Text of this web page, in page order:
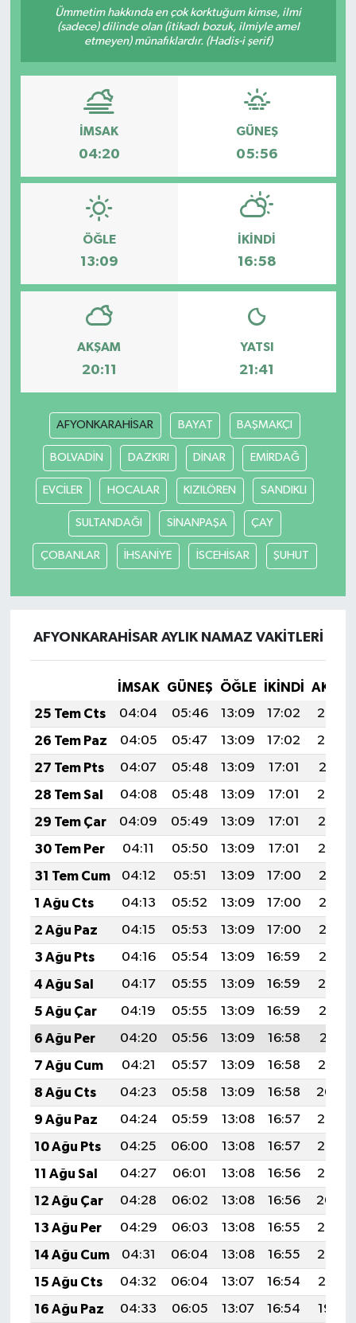
Ümmetim hakkında en çok korktuğum kimse, ilmi
(sadece) dilinde olan (itikadı bozuk, ilmiyle amel
etmeyen) münafıklardır. (Hadis-i şerif)
İMSAK
04:20
GÜNEŞ
05:56
ÖĞLE
13:09
İKINDI
16:58
AKŞAM
20:11
YATSI
21:41
AFYONKARAHİSAR BAYAT BAŞMAKÇI
BOLVADİN DAZKIRI DİNAR EMİRDAĞ
EVCİLER HOCALAR KIZILÖREN SANDIKLI
SULTANDAĞI SİNANPAŞA ÇAY
ÇOBANLAR İHSANİYE İSCEHİSAR ŞUHUT
AFYONKARAHİSAR AYLIK NAMAZ VAKITLERI
İMSAK GÜNEŞ ÖĞLE İKINDI
25 Tem Cts
04:04 05:46 13:09 17:02
20:23
26 Tem Paz
04:05 05:47 13:09 17:02
20:22
27 Tem Pts
04:07 05:48 13:09 17:01
20:21
28 Tem Sal
04:08 05:48 13:09 17:01
20:20
29 Tem Çar
04:09 05:49 13:09 17:01
20:19
30 Tem Per
04:11 05:50 13:09 17:01
20:19
31 Tem Cum
04:12 05:51 13:09 17:00
20:18
1 Ağu Cts
04:13 05:52 13:09 17:00
20:17
2 Ağu Paz
04:15 05:53 13:09 17:00
20:16
3 Ağu Pts
04:16 05:54 13:09 16:59
20:15
4 Ağu Sal
04:17 05:55 13:09 16:59
20:14
5 Ağu Çar
04:19 05:55 13:09 16:59
20:12
6 Ağu Per
04:20 05:56 13:09 16:58
20:11
7 Ağu Cum
04:21 05:57 13:09 16:58
20:10
8 Ağu Cts
04:23 05:58 13:09 16:58
20:09
9 Ağu Paz
04:24 05:59 13:08 16:57
20:08
10 Ağu Pts
04:25 06:00 13:08 16:57
20:07
11 Ağu Sal
04:27 06:01 13:08 16:56
20:06
12 Ağu Çar
04:28 06:02 13:08 16:56
20:04
13 Ağu Per
04:29 06:03 13:08 16:55
20:03
14 Ağu Cum
04:31 06:04 13:08 16:55
20:02
15 Ağu Cts
04:32 06:04 13:07 16:54
20:01
16 Ağu Paz
04:33 06:05 13:07 16:54
19:59
Resmi İlanlar